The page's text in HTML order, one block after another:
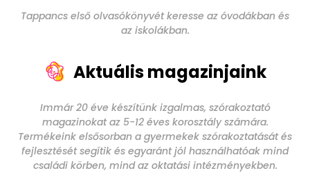
Tappancs első olvasókönyvét keresse az óvodákban és
az iskolákban.
Aktuális magazinjaink
Immár 20 éve készítünk izgalmas, szórakoztató
magazinokat az 5-12 éves korosztály számára.
Termékeink elsősorban a gyermekek szórakoztatását és
fejlesztését segítik és egyaránt jól használhatóak mind
családi körben, mind az oktatási intézményekben.